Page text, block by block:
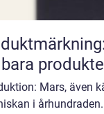
Mars, även
i